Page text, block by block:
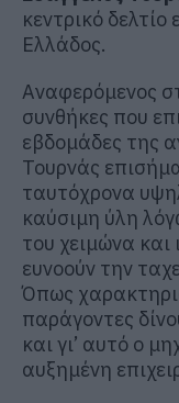
κεντρικό
Ελλάδος.
Αναφερόμενος
συνθήκες που
εβδομάδες της
Τουρνάς
ταυτόχρονα
καύσιμη ύλη
του χειμώνα και
ευνοούν την
Όπως
παράγοντες
και γι’ αυτό ο
αυξημένη